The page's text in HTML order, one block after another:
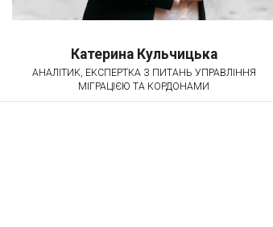
Катерина Кульчицька
АНАЛІТИК, ЕКСПЕРТКА З ПИТАНЬ УПРАВЛІННЯ
МІГРАЦІЄЮ ТА КОРДОНАМИ